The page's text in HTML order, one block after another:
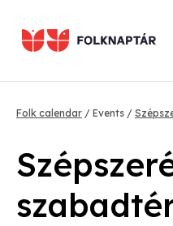
main
content
Folk calendar Events